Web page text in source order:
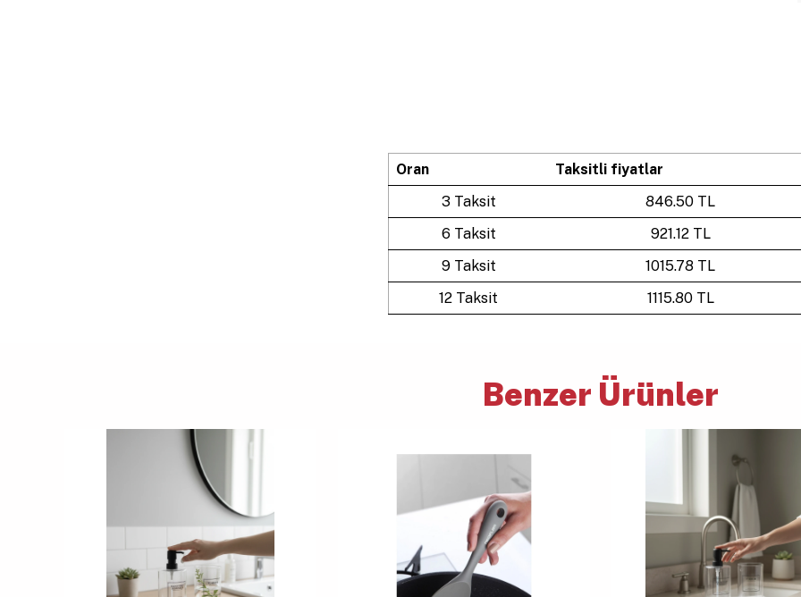
Oran
Taksitli fiyatlar
3 Taksit
846.50 TL
6 Taksit
921.12 TL
9 Taksit
1015.78 TL
12 Taksit
1115.80 TL
Benzer Ürünler